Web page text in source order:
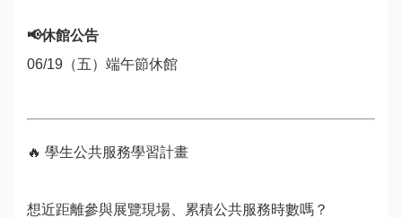
📢休館公告
06/19 （五）端午節休館
🔥 學生公共服務學習計畫
想近距離參與展覽現場、累積公共服務時數嗎？